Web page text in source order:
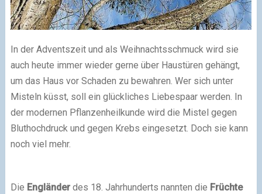
In der Adventszeit und als Weihnachtsschmuck wird sie
auch heute immer wieder gerne über Haustüren gehängt,
um das Haus vor Schaden zu bewahren. Wer sich unter
Misteln küsst, soll ein glückliches Liebespaar werden. In
der modernen Pflanzenheilkunde wird die Mistel gegen
Bluthochdruck und gegen Krebs eingesetzt. Doch sie kann
noch viel mehr.
Die Engländerdes 18. Jahrhunderts nannten die Früchte